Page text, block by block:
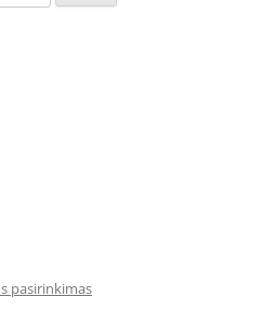
pasirinkimas